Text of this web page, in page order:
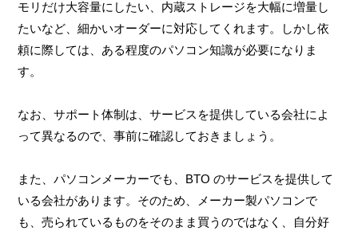
モリだけ大容量にしたい、内蔵ストレージを大幅に増量し
たいなど、細かいオーダーに対応してくれます。しかし依
頼に際しては、ある程度のパソコン知識が必要になりま
す。
なお、サポート体制は、サービスを提供している会社によ
って異なるので、事前に確認しておきましょう。
また、パソコンメーカーでも、BTO のサービスを提供して
いる会社があります。そのため、メーカー製パソコンで
も、売られているものをそのまま買うのではなく、自分好